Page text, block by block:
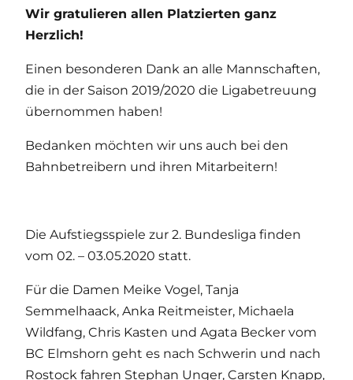
Wir gratulieren allen Platzierten ganz
Herzlich!
Einen besonderen Dank an alle Mannschaften,
die in der Saison 2019/2020 die Ligabetreuung
übernommen haben!
Bedanken möchten wir uns auch bei den
Bahnbetreibern und ihren Mitarbeitern!
Die Aufstiegsspiele zur 2. Bundesliga finden
vom 02. – 03.05.2020 statt.
Für die Damen Meike Vogel, Tanja
Semmelhaack, Anka Reitmeister, Michaela
Wildfang, Chris Kasten und Agata Becker vom
BC Elmshorn geht es nach Schwerin und nach
Rostock fahren Stephan Unger, Carsten Knapp,